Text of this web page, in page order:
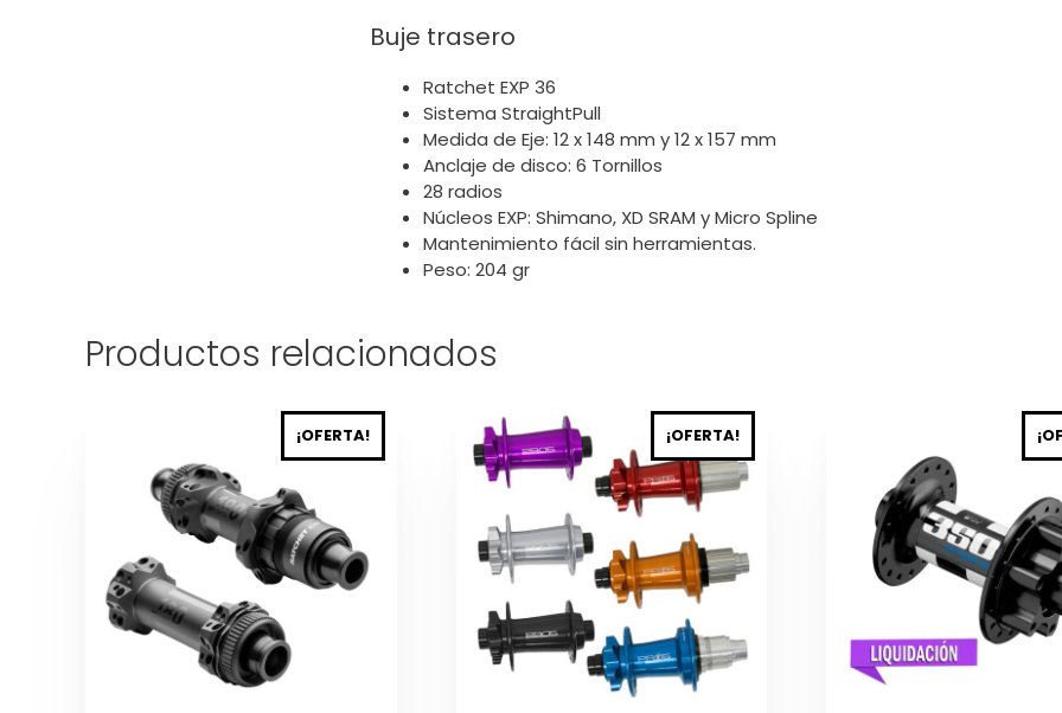
Buje trasero
Ratchet EXP 36
Sistema StraightPull
Medida de Eje: 12 x 148 mm y 12 x 157 mm
Anclaje de disco: 6 Tornillos
28 radios
Núcleos EXP: Shimano, XD SRAM y Micro Spline
Mantenimiento fácil sin herramientas.
Peso: 204 gr
Productos relacionados
¡OFERTA!
múltiples
variantes.
opciones
se
pueden
¡OFERTA!
Este
producto
tiene
variantes.
Las
opciones
pueden
elegir
múltiples
variantes.
opciones
elegir